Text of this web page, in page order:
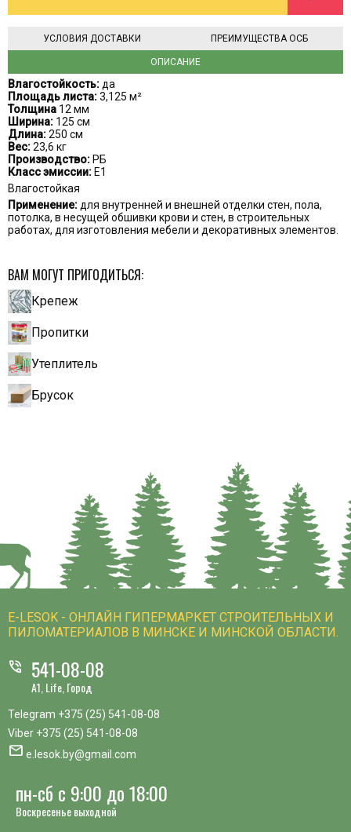
ОПИСАНИЕ
УСЛОВИЯ ДОСТАВКИ ПРЕИМУЩЕСТВА ОСБ
Влагостойкость: да
Площадь листа:3,125 м²
Толщина 12 мм
Ширина: 125 см
Длина:250 см
Вес:23,6 кг
Производство: РБ
Класс эмиссии: Е1
Влагостойкая
Применение: для внутренней и внешней отделки стен, пола,
потолка, в несущей обшивки крови и стен, в строительных
работах, для изготовления мебели и декоративных элементов.
ВАМ МОГУТ ПРИГОДИТЬСЯ:
Крепеж
Пропитки
Утеплитель
Брусок
E-LESOK - ОНЛАЙН ГИПЕРМАРКЕТ СТРОИТЕЛЬНЫХ И
ПИЛОМАТЕРИАЛОВ В МИНСКЕ И МИНСКОЙ ОБЛАСТИ.
phone_in_talk 541-08-08
A1, Life, Город
Telegram +375 (25) 541-08-08
Viber +375 (25) 541-08-08
mail e.lesok.by@gmail.com
пн-сб с 9:00 до 18:00
Воскресенье выходной